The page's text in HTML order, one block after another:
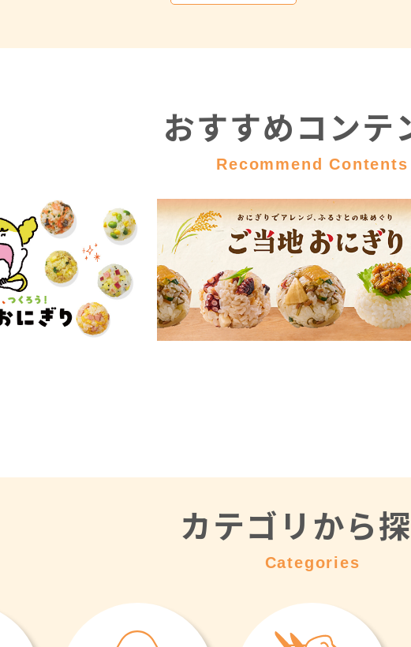
おすすめコンテ
Recommend Contents
カテゴリから
Categories